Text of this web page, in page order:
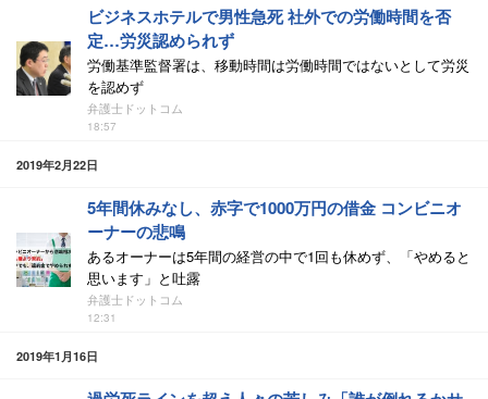
ビジネスホテルで男性急死 社外での労働時間を否
定…労災認められず
労働基準監督署は、移動時間は労働時間ではないとして労災
を認めず
弁護士ドットコム
18:57
2019年2月22日
5年間休みなし、赤字で1000万円の借金 コンビニオ
ーナーの悲鳴
あるオーナーは5年間の経営の中で1回も休めず、「やめると
思います」と吐露
弁護士ドットコム
12:31
2019年1月16日